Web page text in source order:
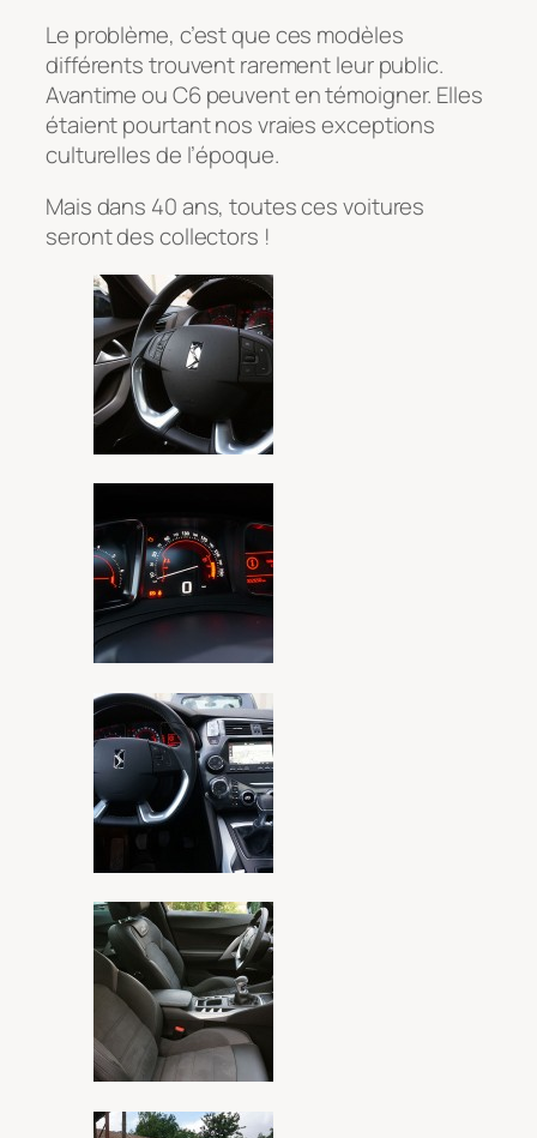
Le problème, c’est que ces modèles
différents trouvent rarement leur public.
Avantime ou C6 peuvent en témoigner. Elles
étaient pourtant nos vraies exceptions
culturelles de l’époque.
Mais dans 40 ans, toutes ces voitures
seront des collectors !